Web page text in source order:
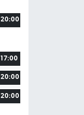
20:00
17:00
20:00
20:00